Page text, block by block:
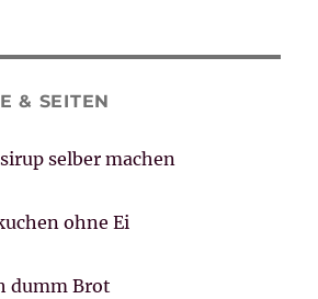
& SEITEN
selber machen
ohne Ei
dumm Brot